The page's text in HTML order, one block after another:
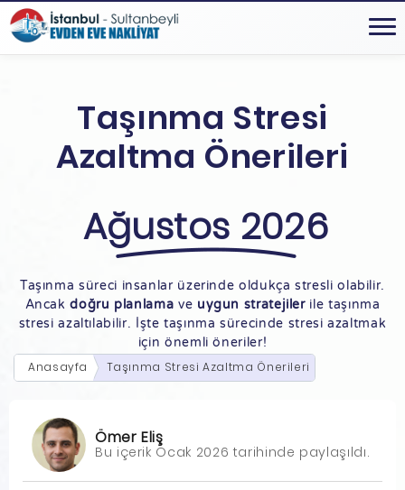
Taşınma Stresi
Azaltma Önerileri
Ağustos 2026
Taşınma süreci insanlar üzerinde oldukça stresli olabilir.
Ancakdoğru planlama ve uygun stratejilerile taşınma
stresi azaltılabilir. İşte taşınma sürecinde stresi azaltmak
için önemli öneriler!
Anasayfa
Taşınma Stresi Azaltma Önerileri
Ömer Eliş
Bu içerik Ocak 2026 tarihinde paylaşıldı.